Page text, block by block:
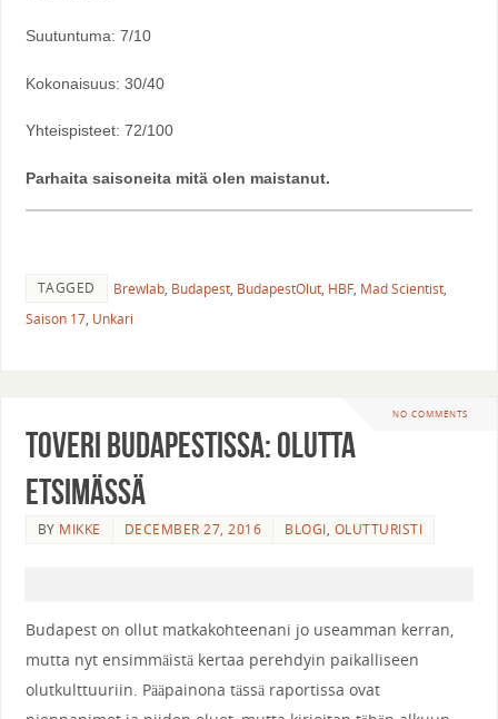
Suutuntuma: 7/10
Kokonaisuus: 30/40
Yhteispisteet: 72/100
Parhaita saisoneita mitä olen maistanut.
TAGGED Brewlab, Budapest, BudapestOlut, HBF, Mad Scientist,
Saison 17, Unkari
NO COMMENTS
Toveri Budapestissa: Olutta
etsimässä
BY MIKKE DECEMBER 27, 2016 BLOGI, OLUTTURISTI
Budapest on ollut matkakohteenani jo useamman kerran,
mutta nyt ensimmäistä kertaa perehdyin paikalliseen
olutkulttuuriin. Pääpainona tässä raportissa ovat